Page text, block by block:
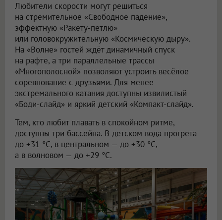
Любители скорости могут решиться
на стремительное «Свободное падение»,
эффектную «Ракету-петлю»
или головокружительную «Космическую дыру».
На «Волне» гостей ждёт динамичный спуск
на рафте, а три параллельные трассы
«Многополосной» позволяют устроить весёлое
соревнование с друзьями. Для менее
экстремального катания доступны извилистый
«Боди-слайд» и яркий детский «Компакт-слайд».
Тем, кто любит плавать в спокойном ритме,
доступны три бассейна. В детском вода прогрета
до +31 °C, в центральном — до +30 °C,
а в волновом — до +29 °C.